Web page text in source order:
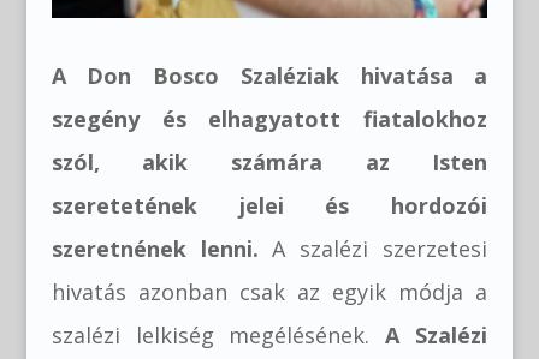
A Don Bosco Szaléziak hivatása a
szegény és elhagyatott fiatalokhoz
szól, akik számára az Isten
szeretetének jelei és hordozói
szeretnének lenni. A szalézi szerzetesi
hivatás azonban csak az egyik módja a
szalézi lelkiség megélésének.A Szalézi